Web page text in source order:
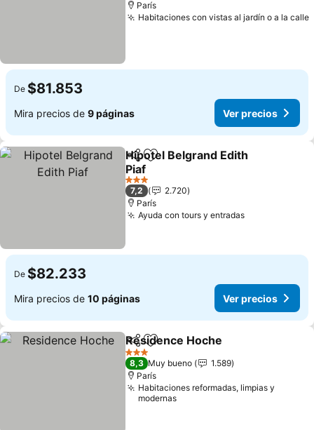
París
Habitaciones con vistas al jardín o a la calle
De $81.853
Mira precios de 9 páginas Ver precios
CompartirAgregar a favoritos
Hipotel Belgrand Edith
Piaf
3 Estrellas
7,2
2.720
París
Ayuda con tours y entradas
De $82.233
Mira precios de 10 páginas Ver precios
CompartirAgregar a favoritos
Residence Hoche
3 Estrellas
8,3 Muy bueno
1.589
París
Habitaciones reformadas, limpias y
modernas